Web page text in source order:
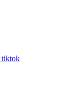
tiktok